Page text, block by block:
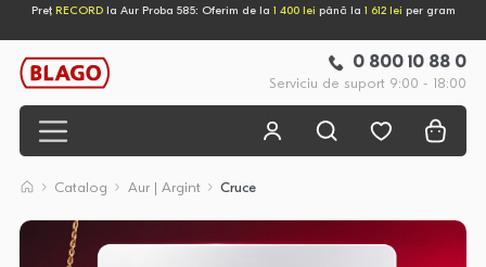
Preț RECORD la Aur Proba 585: Oferim de la 1 400 lei până la 1 612 lei per gram
0 800 10 88 0
Serviciu de suport 9:00 - 18:00
Catalog Aur | Argint Cruce